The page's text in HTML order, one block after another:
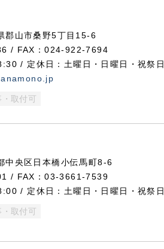
山市桑野5丁目15-6
/ FAX：024-922-7694
/ 定休日：土曜日・日曜日・祝祭日
・取付可
央区日本橋小伝馬町8-6
/ FAX：03-3661-7539
/ 定休日：土曜日・日曜日・祝祭日
・取付可